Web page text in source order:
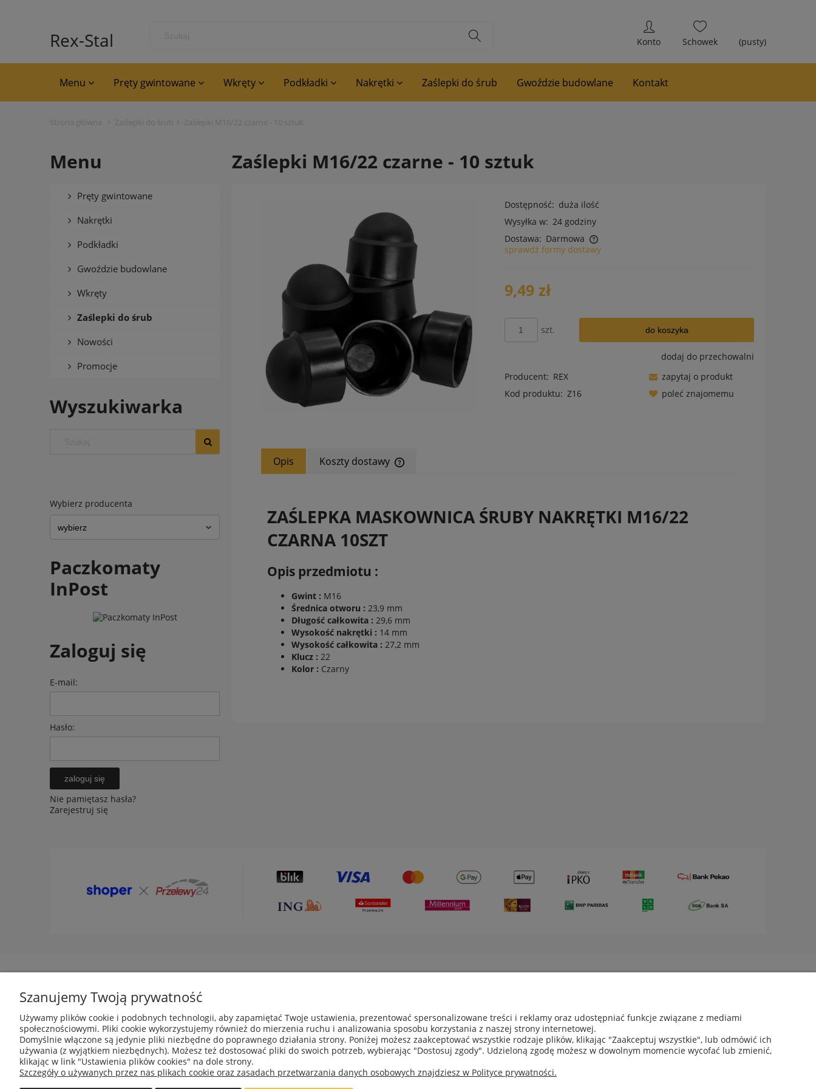
Rex-Stal (pusty)
Menu Pręty gwintowane Wkręty Podkładki Nakrętki Zaślepki do śrub Gwoździe budowlane Kontakt
Strona główna Zaślepki do śrub Zaślepki M16/22 czarne - 10 sztuk
Menu
Pręty gwintowane
Nakrętki
Podkładki
Gwoździe budowlane
Wkręty
Zaślepki do śrub
Nowości
Promocje
Wyszukiwarka
Wybierz producenta
Paczkomaty
InPost
Zaloguj się
E-mail:
Hasło:
zaloguj się
Nie pamiętasz hasła?
Zarejestruj się
Zaślepki M16/22 czarne - 10 sztuk
Dostępność: duża ilość
Wysyłka w: 24 godziny
Dostawa: Darmowa
sprawdź formy dostawy
9,49 zł
szt. do koszyka
dodaj do przechowalni
Producent: REX
Kod produktu: Z16
zapytaj o produkt
poleć znajomemu
Opis Koszty dostawy
ZAŚLEPKA MASKOWNICA ŚRUBY NAKRĘTKI M16/22
CZARNA 10SZT
Opis przedmiotu :
Gwint : M16
Średnica otworu : 23,9 mm
Długość całkowita : 29,6 mm
Wysokość nakrętki : 14 mm
Wysokość całkowita : 27,2 mm
Klucz : 22
Kolor : Czarny
O nas
Kontakt
Blog
O firmie
Regulaminy
Polityka prywatności
Zwroty i reklamacje
Metody płatności
Czas i koszty dostawy
Twoje zamówienia
Ustawienia konta
Szanujemy Twoją prywatność
Używamy plików cookie i podobnych technologii, aby zapamiętać Twoje ustawienia, prezentować spersonalizowane treści i reklamy oraz udostępniać funkcje związane z mediami
społecznościowymi. Pliki cookie wykorzystujemy również do mierzenia ruchu i analizowania sposobu korzystania z naszej strony internetowej.
Domyślnie włączone są jedynie pliki niezbędne do poprawnego działania strony. Poniżej możesz zaakceptować wszystkie rodzaje plików, klikając "Zaakceptuj wszystkie", lub odmówić ich
używania (z wyjątkiem niezbędnych). Możesz też dostosować pliki do swoich potrzeb, wybierając "Dostosuj zgody". Udzieloną zgodę możesz w dowolnym momencie wycofać lub zmienić,
klikając w link "Ustawienia plików cookies" na dole strony.
Szczegóły o używanych przez nas plikach cookie oraz zasadach przetwarzania danych osobowych znajdziesz w Polityce prywatności.